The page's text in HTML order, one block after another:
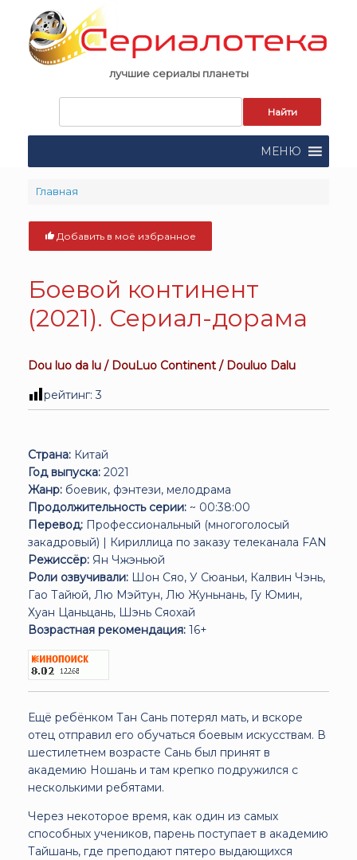
content
лучшие сериалы планеты
поиска:
МЕНЮ
Главная
Добавить в моё избранное
Боевой континент
(2021). Сериал-дорама
Dou luo da lu / DouLuo Continent / Douluo Dalu
рейтинг:3
Страна: Китай
Год выпуска: 2021
Жанр: боевик, фэнтези, мелодрама
Продолжительность серии: ~ 00:38:00
Перевод: Профессиональный (многоголосый
закадровый) | Кириллица по заказу телеканала FAN
Режиссёр: Ян Чжэньюй
Роли озвучивали: Шон Сяо, У Сюаньи, Калвин Чэнь,
Гао Тайюй, Лю Мэйтун, Лю Жуньнань, Гу Юмин,
Хуан Цаньцань, Шэнь Сяохай
Возрастная рекомендация: 16+
Ещё ребёнком Тан Сань потерял мать, и вскоре
отец отправил его обучаться боевым искусствам. В
шестилетнем возрасте Сань был принят в
академию Ношань и там крепко подружился с
несколькими ребятами.
Через некоторое время, как один из самых
способных учеников, парень поступает в академию
Тайшань, где преподают пятеро выдающихся